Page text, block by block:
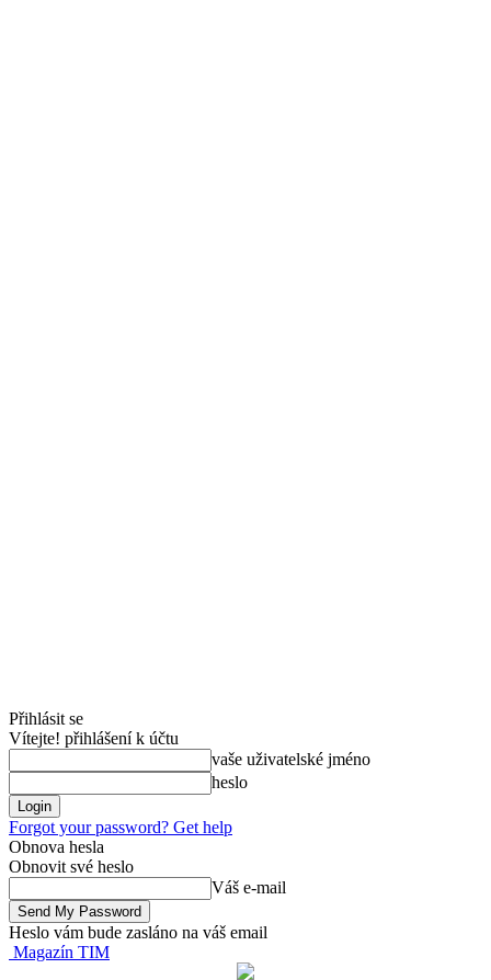
Přihlásit se
Vítejte! přihlášení k účtu
vaše uživatelské jméno
heslo
Forgot your password? Get help
Obnova hesla
Obnovit své heslo
Váš e-mail
Heslo vám bude zasláno na váš email
Magazín TIM